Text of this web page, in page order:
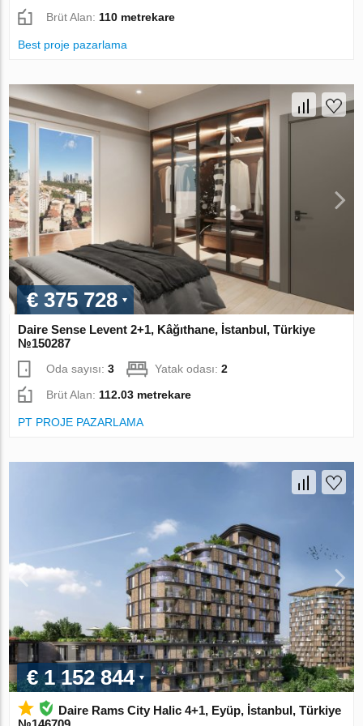
Brüt Alan:110 metrekare
Best proje pazarlama
€ 375 728
Daire Sense Levent 2+1, Kâğıthane, İstanbul, Türkiye
№150287
Oda sayısı:3 Yatak odası:2
Brüt Alan: 112.03 metrekare
PT PROJE PAZARLAMA
€ 1 152 844
Daire Rams City Halic 4+1, Eyüp, İstanbul, Türkiye